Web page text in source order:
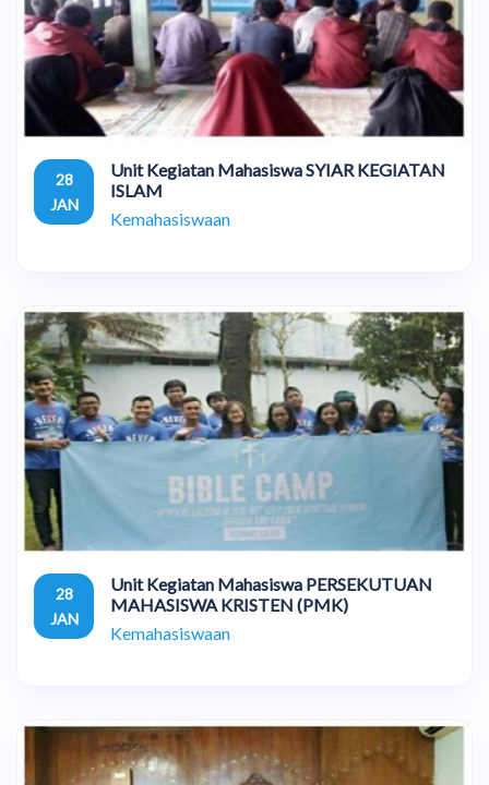
28
JAN
Unit Kegiatan Mahasiswa SYIAR KEGIATAN
ISLAM
Kemahasiswaan
28
JAN
Unit Kegiatan Mahasiswa PERSEKUTUAN
MAHASISWA KRISTEN (PMK)
Kemahasiswaan